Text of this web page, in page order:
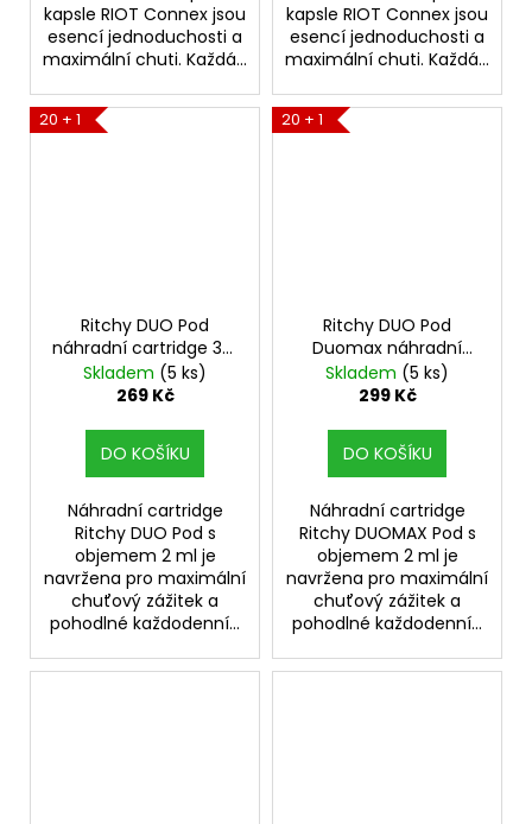
kapsle RIOT Connex jsou
esencí jednoduchosti a
maximální chuti. Každá...
kapsle RIOT Connex jsou
esencí jednoduchosti a
maximální chuti. Každá...
20 + 1
Ritchy DUO Pod
náhradní cartridge 3ks
odpor 0,6ohm
Skladem (5 ks)
269 Kč
DO KOŠÍKU
Náhradní cartridge
Ritchy DUO Pod s
objemem 2 ml je
navržena pro maximální
chuťový zážitek a
pohodlné každodenní...
20 + 1
Ritchy DUO Pod
Duomax náhradní
cartridge 3ks odpor
0,4ohm
Skladem (5 ks)
299 Kč
DO KOŠÍKU
Náhradní cartridge
Ritchy DUOMAX Pod s
objemem 2 ml je
navržena pro maximální
chuťový zážitek a
pohodlné každodenní...